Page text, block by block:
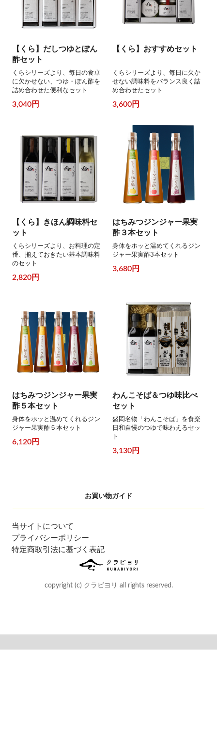
【くら】だしつゆとぽん
酢セット
くらシリーズより、毎日の食卓
に欠かせない、つゆ・ぽん酢を
詰め合わせた便利なセット
3,040円
【くら】おすすめセット
くらシリーズより、毎日に欠か
せない調味料をバランス良く詰
め合わせたセット
3,600円
【くら】きほん調味料セ
ット
くらシリーズより、お料理の定
番、揃えておきたい基本調味料
のセット
2,820円
はちみつジンジャー果実
酢３本セット
身体をホッと温めてくれるジン
ジャー果実酢3本セット
3,680円
はちみつジンジャー果実
酢５本セット
身体をホッと温めてくれるジン
ジャー果実酢５本セット
6,120円
わんこそば＆つゆ味比べ
セット
盛岡名物「わんこそば」を食楽
日和自慢のつゆで味わえるセッ
ト
3,130円
お買い物ガイド
当サイトについて
プライバシーポリシー
特定商取引法に基づく表記
copyright (c) クラビヨリ all rights reserved.